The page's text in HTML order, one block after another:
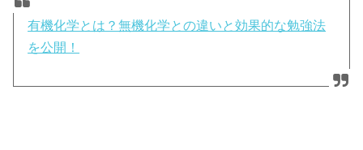
有機化学とは？無機化学との違いと効果的な勉強法
を公開！